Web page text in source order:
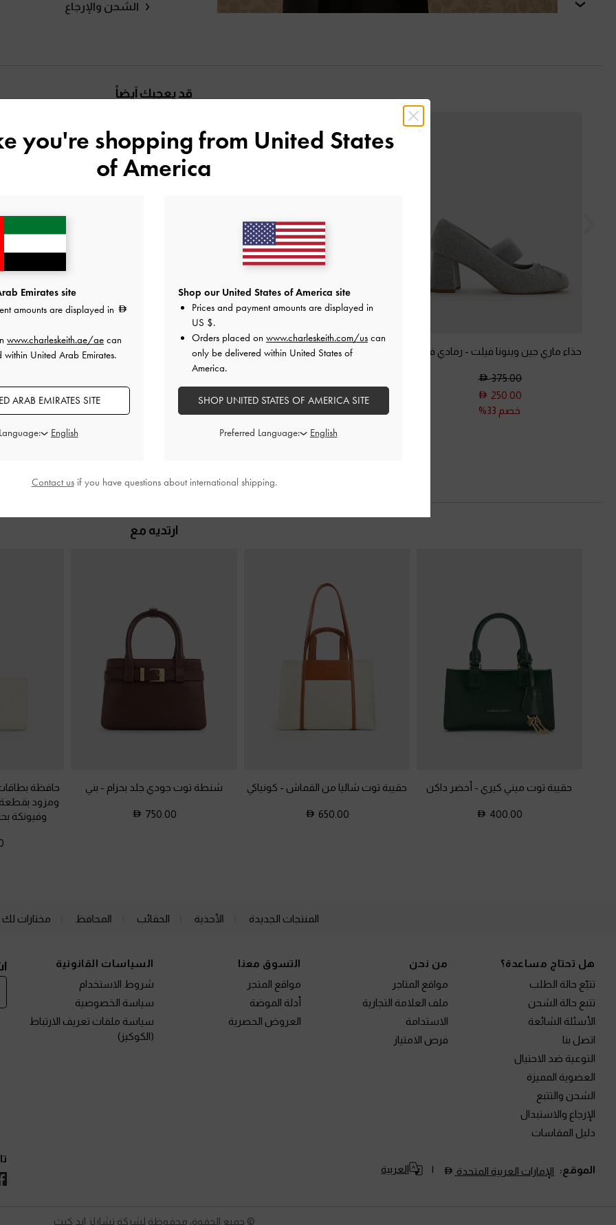
الشحن والإرجاع
قد يعجبك آيضاً
حذاء ماري جين وينونا فيلت - رمادي فاتح
375.00
250.00
خصم 33%
فيانا - صندل ستيليتو بحزام الكاحل-
كعب ستيليتو ساتان بثلاثة أحزمة
كعب
ارتديه مع
حقيبة توت ميني كيري - أخضر داكن
400.00
حقيبة توت شاليا من القماش - كونياكي
650.00
شنطة توت جودي جلد بحزام - بني
750.00
حافظة
ومزود
وفيونكة
المنتجات الجديدة الأحذية الحقائب المحافظ مختارات لك
هل تحتاج مساعدة؟
تتبّع حالة الطلب
تتبع حالة الشحن
الأسئلة الشائعة
اتصل بنا
التوعية ضد الاحتيال
العضوية المميزة
الشحن والتتبع
الإرجاع والاستبدال
دليل المقاسات
من نحن
مواقع المتاجر
ملف العلامة التجارية
الاستدامة
فرص الامتياز
التسوق معنا
مواقع المتجر
أدلة الموضة
العروض الحصرية
السياسات القانونية
شروط الاستخدام
سياسة الخصوصية
سياسة ملفات تعريف الارتباط
(الكوكيز)
الموقع: الإمارات العربية المتحدة العربية
© جميع الحقوق محفوظة لشركة تشارلز اند كيث
you're shopping from United States
of America
Emirates site
amounts are displayed in
www.charleskeith.ae/ae can
United Arab Emirates.
ARAB EMIRATES SITE
Shop our United States of America site
Prices and payment amounts are displayed in
US $.
Orders placed on www.charleskeith.com/us can
only be delivered within United States of
America.
SHOP UNITED STATES OF AMERICA SITE
Preferred Language:
Contact usif you have questions about international shipping.